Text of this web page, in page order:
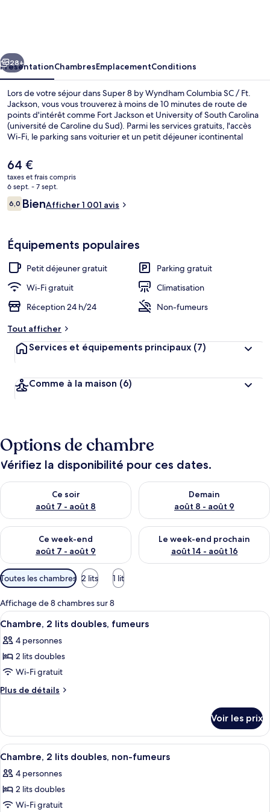
Columbia
SC
Ft.
Jackson
Suivant
28+
PrésentationChambresEmplacementConditions
Lors de votre séjour dans Super 8 by Wyndham Columbia SC / Ft.
Jackson, vous vous trouverez à moins de 10 minutes de route de
points d'intérêt comme Fort Jackson et University of South Carolina
(université de Caroline du Sud). Parmi les services gratuits, l'accès
Wi-Fi, le parking sans voiturier et un petit déjeuner icontinental
l'hébergement, il ne vous faudra qu'une dizaine de minutes pour
rejoindre des sites comme Columbia Metropolitan Convention
Center (centre des congrès) et Colonial Life Arena (salle
omnisports).Les autres voyageurs adorent le personnel attentionné.
Le
prix
actuel
est
de
64 €
taxes et frais compris
6 sept. - 7 sept.
Avis
voyageurs
6,06,0 sur 10
BienAfficher 1 001 avis
Équipements populaires
Petit déjeuner gratuit
Parking gratuit
Wi-Fi gratuit
Climatisation
Réception 24 h/24
Non-fumeurs
Tout afficher
Services et équipements principaux (7)
Comme à la maison (6)
Options de chambre
Vérifiez la disponibilité pour ces dates.
Ce soir
août 7 - août 8
Vérifier la disponibilité pour ce soir août 7 - août 8
Demain
août 8 - août 9
Vérifier la disponibilité pour
Ce week-end
août 7 - août 9
Vérifier la disponibilité pour ce week-end août 7 - août 9
Le week-end prochain
août 14 - août 16
Vérifier la disponibilité pour
Filtres
disponibles
pour
les
chambres
Toutes les chambres 2 lits 1 lit
Affichage de 8 chambres sur 8
Afficher
toutes
les
photos
pour
ce
chambre :
Chambre,
2
lits
doubles,
fumeurs
Une chambre d’hôtel avec deux lits,
4
Chambre, 2 lits doubles, fumeurs
4 personnes
2 lits doubles
Wi-Fi gratuit
Plus de détails
Plus
le
type
de
Chambre,
2
doubles,
Voir les prix
Afficher
toutes
les
photos
pour
Une chambre d’hôtel avec deux
4
Chambre, 2 lits doubles, non-fumeurs
4 personnes
2 lits doubles
Wi-Fi gratuit